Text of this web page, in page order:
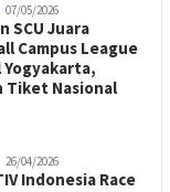
07/05/2026
SCU Juara
Campus League
Yogyakarta,
Tiket Nasional
26/04/2026
Indonesia Race